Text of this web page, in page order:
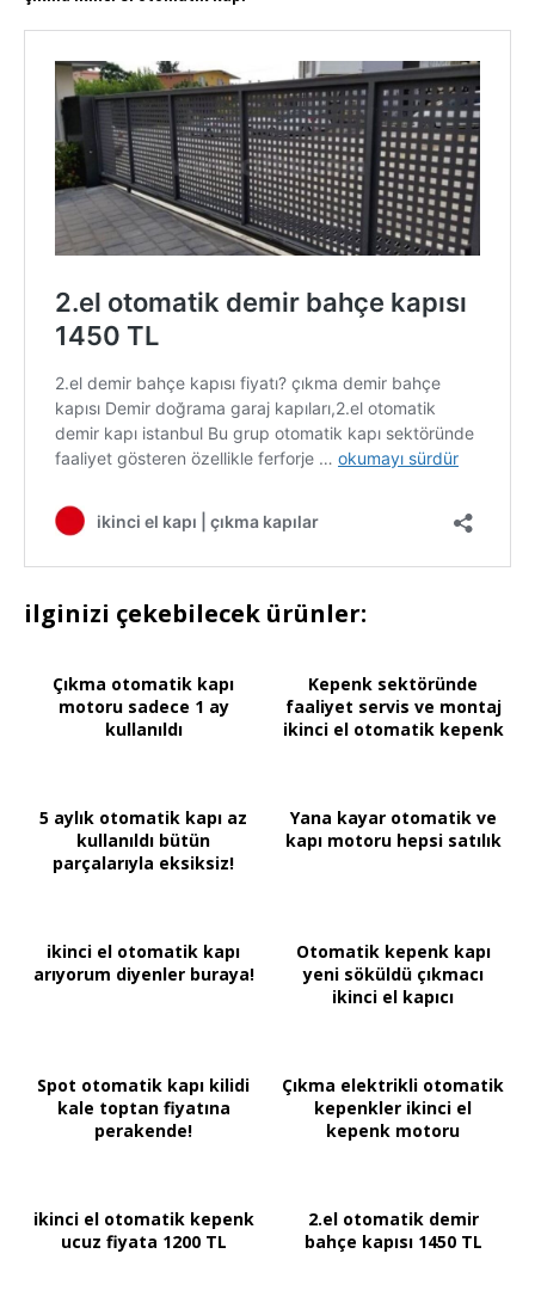
ilginizi çekebilecek ürünler:
Çıkma otomatik kapı
motoru sadece 1 ay
kullanıldı
Kepenk sektöründe
faaliyet servis ve montaj
ikinci el otomatik kepenk
5 aylık otomatik kapı az
kullanıldı bütün
parçalarıyla eksiksiz!
Yana kayar otomatik ve
kapı motoru hepsi satılık
ikinci el otomatik kapı
arıyorum diyenler buraya!
Otomatik kepenk kapı
yeni söküldü çıkmacı
ikinci el kapıcı
Spot otomatik kapı kilidi
kale toptan fiyatına
perakende!
Çıkma elektrikli otomatik
kepenkler ikinci el
kepenk motoru
ikinci el otomatik kepenk
ucuz fiyata 1200 TL
2.el otomatik demir
bahçe kapısı 1450 TL